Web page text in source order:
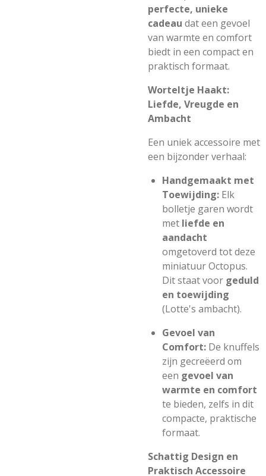
perfecte, unieke
cadeau dat een gevoel
van warmte en comfort
biedt in een compact en
praktisch formaat.
Worteltje Haakt:
Liefde, Vreugde en
Ambacht
Een uniek accessoire met
een bijzonder verhaal:
Handgemaakt met
Toewijding: Elk
bolletje garen wordt
met liefde en
aandacht
omgetoverd tot deze
miniatuur Octopus.
Dit staat voor geduld
en toewijding
(Lotte's ambacht).
Gevoel van
Comfort: De knuffels
zijn gecreëerd om
een gevoel van
warmte en comfort
te bieden, zelfs in dit
compacte, praktische
formaat.
Schattig Design en
Praktisch Accessoire